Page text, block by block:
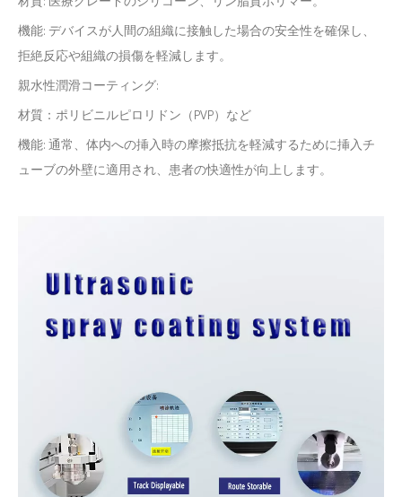
機能: デバイスが人間の組織に接触した場合の安全性を確保し、
拒絶反応や組織の損傷を軽減します。
親水性潤滑コーティング:
材質：ポリビニルピロリドン（PVP）など
機能: 通常、体内への挿入時の摩擦抵抗を軽減するために挿入チ
ューブの外壁に適用され、患者の快適性が向上します。